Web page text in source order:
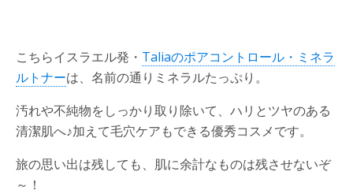
こちらイスラエル発・ Taliaのポアコントロール・ミネラ
ルトナーは、名前の通りミネラルたっぷり。
汚れや不純物をしっかり取り除いて、ハリとツヤのある
清潔肌へ♪加えて毛穴ケアもできる優秀コスメです。
旅の思い出は残しても、肌に余計なものは残させないぞ
～！